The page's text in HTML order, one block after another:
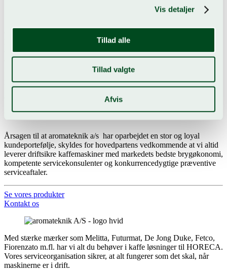
Vis detaljer
Tillad alle
Tillad valgte
Afvis
højt uddannede servicekonsulenter. Derfor er alle vores teknikkere
certificeret efter uddannelse i blandt andet Tyskland, en uddannelse
der ajourføres løbende i takt med den teknologiske og
produktmæssige udvikling. For at sikre at vores kunder får lige
kvalificerede stab til rådighed med rådgivning i forbindelse med valg
Værdier
Årsagen til at aromateknik a/s har oparbejdet en stor og loyal
kundeportefølje, skyldes for hovedpartens vedkommende at vi altid
leverer driftsikre kaffemaskiner med markedets bedste brygøkonomi,
kompetente servicekonsulenter og konkurrencedygtige præventive
serviceaftaler.
Se vores produkter
Kontakt os
Med stærke mærker som Melitta, Futurmat, De Jong Duke, Fetco,
Fiorenzato m.fl. har vi alt du behøver i kaffe løsninger til HORECA.
Vores serviceorganisation sikrer, at alt fungerer som det skal, når
maskinerne er i drift.